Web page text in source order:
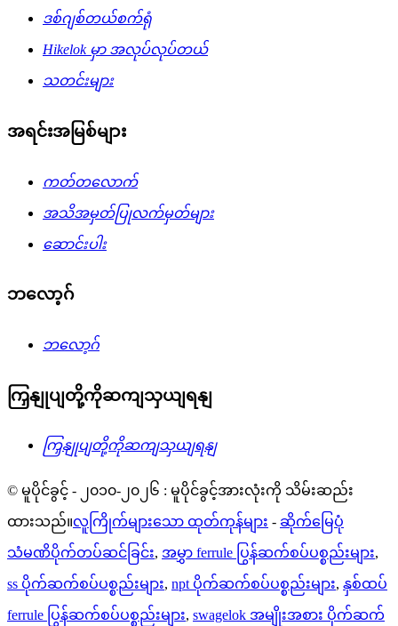
ဒစ်ဂျစ်တယ်စက်ရုံ
Hikelok မှာ အလုပ်လုပ်တယ်
သတင်းများ
အရင်းအမြစ်များ
ကတ်တလောက်
အသိအမှတ်ပြုလက်မှတ်များ
ဆောင်းပါး
ဘလော့ဂ်
ဘလော့ဂ်
ကြှနျုပျတို့ကိုဆကျသှယျရနျ
ကြှနျုပျတို့ကိုဆကျသှယျရနျ
© မူပိုင်ခွင့် - ၂၀၁၀-၂၀၂၆ : မူပိုင်ခွင့်အားလုံးကို သိမ်းဆည်း
ထားသည်။လူကြိုက်များသော ထုတ်ကုန်များ - ဆိုက်မြေပုံ
သံမဏိပိုက်တပ်ဆင်ခြင်း, အမွှာ ferrule ပြွန်ဆက်စပ်ပစ္စည်းများ,
ss ပိုက်ဆက်စပ်ပစ္စည်းများ, npt ပိုက်ဆက်စပ်ပစ္စည်းများ, နှစ်ထပ်
ferrule ပြွန်ဆက်စပ်ပစ္စည်းများ, swagelok အမျိုးအစား ပိုက်ဆက်